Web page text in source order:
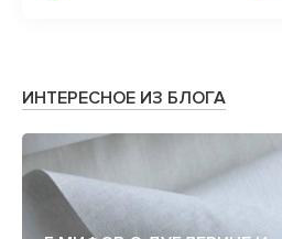
ИНТЕРЕСНОЕ ИЗ БЛОГА